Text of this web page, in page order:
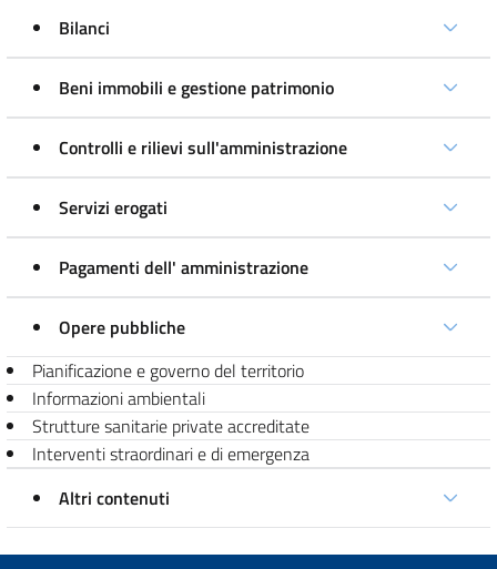
Bilanci
Beni immobili e gestione patrimonio
Controlli e rilievi sull'amministrazione
Servizi erogati
Pagamenti dell' amministrazione
Opere pubbliche
Pianificazione e governo del territorio
Informazioni ambientali
Strutture sanitarie private accreditate
Interventi straordinari e di emergenza
Altri contenuti